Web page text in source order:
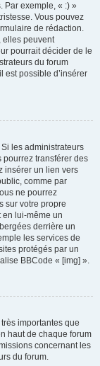
Par exemple, « :) »
Vous pouvez
de rédaction.
elles peuvent
pourrait décider de le
du forum
est possible d’insérer
les administrateurs
pourrez transférer des
insérer un lien vers
comme par
ne pourrez
sur votre propre
lui-même un
derrière un
les services de
protégés par un
BBCode « [img] ».
importantes que
haut de chaque forum
concernant les
du forum.